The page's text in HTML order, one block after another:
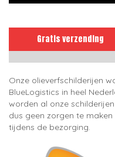
Gratis verzending
Onze olieverfschilderijen
BlueLogistics in heel
worden al onze
dus geen zorgen te
tijdens de bezorging.